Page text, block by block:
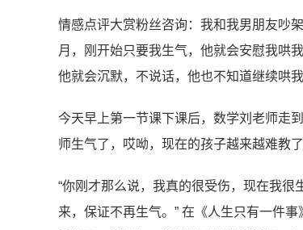
情感点评大赏粉丝咨询：我和我男朋友吵
月，刚开始只要我生气，他就会安慰我哄
他就会沉默，不说话，他也不知道继续哄
今天早上第一节课下课后，数学刘老师走
师生气了，哎呦，现在的孩子越来越难教
“你刚才那么说，我真的很受伤，现在我
来，保证不再生气。” 在《人生只有一件